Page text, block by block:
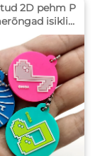
2D pehm P
isiklik
võtme
kohandatud
võtmerõ
ng